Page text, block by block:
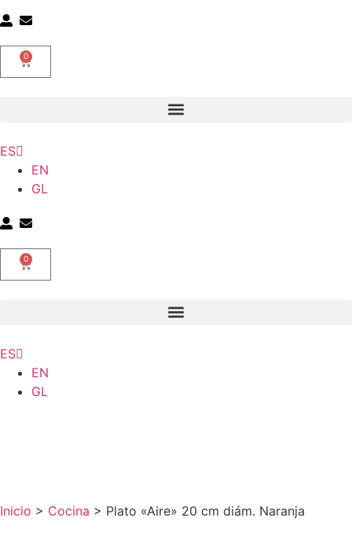
0
ES
EN
GL
0
ES
EN
GL
Inicio > Cocina > Plato «Aire» 20 cm diám. Naranja